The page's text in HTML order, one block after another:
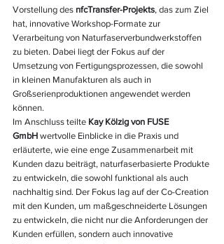
Vorstellung des nfcTransfer-Projekts, das zum Ziel
hat, innovative Workshop-Formate zur
Verarbeitung von Naturfaserverbundwerkstoffen
zu bieten. Dabei liegt der Fokus auf der
Umsetzung von Fertigungsprozessen, die sowohl
in kleinen Manufakturen als auch in
Großserienproduktionen angewendet werden
können.
Im Anschluss teilte Kay Kölzig von FUSE
GmbH wertvolle Einblicke in die Praxis und
erläuterte, wie eine enge Zusammenarbeit mit
Kunden dazu beiträgt, naturfaserbasierte Produkte
zu entwickeln, die sowohl funktional als auch
nachhaltig sind. Der Fokus lag auf der Co-Creation
mit den Kunden, um maßgeschneiderte Lösungen
zu entwickeln, die nicht nur die Anforderungen der
Kunden erfüllen, sondern auch innovative